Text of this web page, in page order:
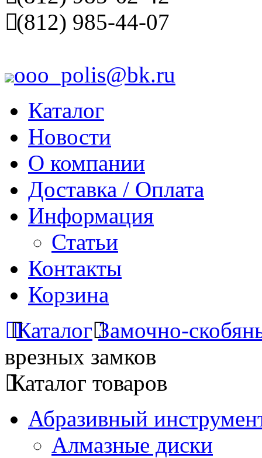
(812) 985-44-07
ooo_polis@bk.ru
Каталог
Новости
О компании
Доставка / Оплата
Информация
Статьи
Контакты
Корзина
Каталог Замочно-
врезных замков
Каталог товаров
Абразивный
Алмазные диски